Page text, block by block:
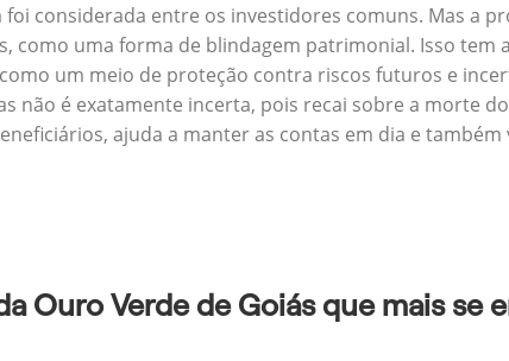
considerada entre os investidores comuns. Mas a
como uma forma de blindagem patrimonial. Isso
um meio de proteção contra riscos futuros e
não é exatamente incerta, pois recai sobre a morte
ajuda a manter as contas em dia e
Ouro Verde de Goiás que mais se